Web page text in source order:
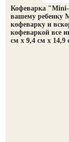
Кофеварка "Mini-
вашему ребенку
кофеварку и
кофеваркой все
см x 9,4 см x 14,9